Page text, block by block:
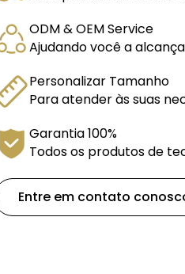
ODM & OEM Service
Ajudando você a
Personalizar Tamanho
Para atender às suas
Garantia 100%
Todos os produtos de
Entre em contato